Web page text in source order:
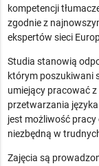
kompetencji
zgodnie z
ekspertów sieci
Studia stanowią
którym poszukiwani
umiejący pracować
przetwarzania
jest możliwość
niezbędną w
Zajęcia są